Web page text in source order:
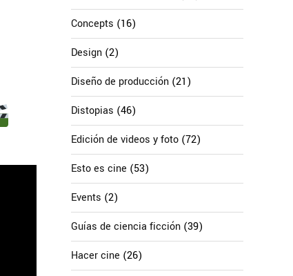
Concepts (16)
Design (2)
Diseño de producción (21)
Distopias (46)
Edición de videos y foto (72)
Esto es cine (53)
Events (2)
Guías de ciencia ficción (39)
Hacer cine (26)